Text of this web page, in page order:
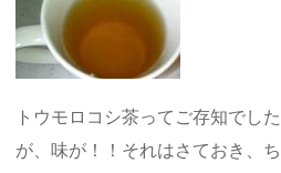
トウモロコシ茶ってご存知でし
が、味が！！それはさておき、